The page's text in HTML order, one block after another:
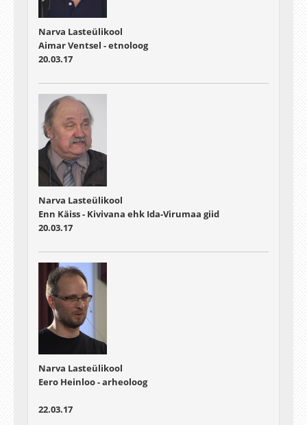
Narva Lasteülikool
Aimar Ventsel - etnoloog
20.03.17
Narva Lasteülikool
Enn Käiss - Kivivana ehk Ida-Virumaa giid
20.03.17
Narva Lasteülikool
Eero Heinloo - arheoloog
22.03.17